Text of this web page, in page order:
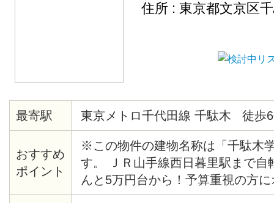
住所 : 東京都文京区
最寄駅 東京メトロ千代田線 千駄木 徒歩
おすすめ
ポイント
※この物件の建物名称は「千駄木
す。 ＪＲ山手線西日暮里駅まで自
んと5万円台から！予算重視の方
らに嬉しいのは、防犯カメラ付き